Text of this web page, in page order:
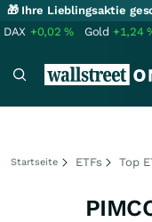
🎁 Ihre Lieblingsaktie
DAX +0,02% Gold +1,24
Startseite ETFs Top